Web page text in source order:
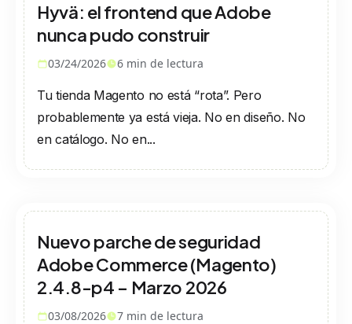
Hyvä: el frontend que Adobe
nunca pudo construir
03/24/2026 6 min de lectura
Tu tienda Magento no está “rota”. Pero
probablemente ya está vieja. No en diseño. No
en catálogo. No en...
Nuevo parche de seguridad
Adobe Commerce (Magento)
2.4.8-p4 – Marzo 2026
03/08/2026 7 min de lectura